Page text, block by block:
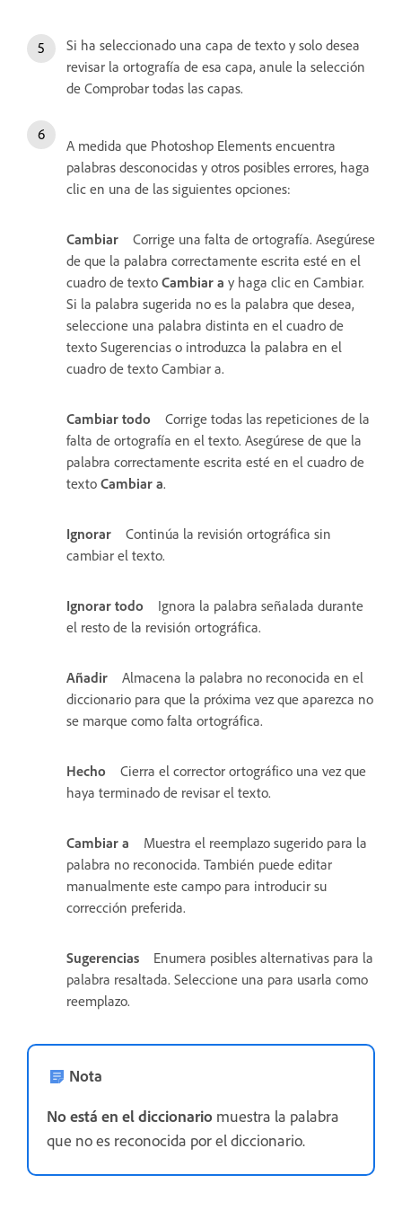
Si ha seleccionado una capa de texto y solo desea
revisar la ortografía de esa capa, anule la selección
de Comprobar todas las capas.
A medida que Photoshop Elements encuentra
palabras desconocidas y otros posibles errores, haga
clic en una de las siguientes opciones:
Cambiar
Corrige una falta de ortografía. Asegúrese
de que la palabra correctamente escrita esté en el
cuadro de texto Cambiar a y haga clic en Cambiar.
Si la palabra sugerida no es la palabra que desea,
seleccione una palabra distinta en el cuadro de
texto Sugerencias o introduzca la palabra en el
cuadro de texto Cambiar a.
Cambiar todo
Corrige todas las repeticiones de la
falta de ortografía en el texto. Asegúrese de que la
palabra correctamente escrita esté en el cuadro de
texto Cambiar a.
Ignorar
Continúa la revisión ortográfica sin
cambiar el texto.
Ignorar todo
Ignora la palabra señalada durante
el resto de la revisión ortográfica.
Añadir
Almacena la palabra no reconocida en el
diccionario para que la próxima vez que aparezca no
se marque como falta ortográfica.
Hecho
Cierra el corrector ortográfico una vez que
haya terminado de revisar el texto.
Cambiar a
Muestra el reemplazo sugerido para la
palabra no reconocida. También puede editar
manualmente este campo para introducir su
corrección preferida.
Sugerencias
Enumera posibles alternativas para la
palabra resaltada. Seleccione una para usarla como
reemplazo.
Nota
No está en el diccionario muestra la palabra
que no es reconocida por el diccionario.